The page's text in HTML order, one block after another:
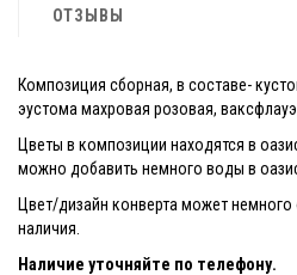
ОТЗЫВЫ
Композиция сборная, в составе-
эустома махровая розовая,
Цветы в композиции находятся в
можно добавить немного воды в
Цвет/дизайн конверта может немного
наличия.
Наличие уточняйте по телефону.